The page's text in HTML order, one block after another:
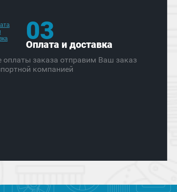
03
Оплата и доставка
оплаты заказа отправим Ваш заказ
компанией